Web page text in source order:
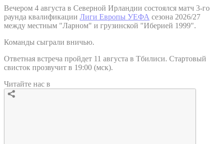
Вечером 4 августа в Северной Ирландии состоялся матч 3-го
раунда квалификации Лиги Европы УЕФА сезона 2026/27
между местным "Ларном" и грузинской "Иберией 1999".
Команды сыграли вничью.
Ответная встреча пройдет 11 августа в Тбилиси. Стартовый
свисток прозвучит в 19:00 (мск).
Читайте нас в